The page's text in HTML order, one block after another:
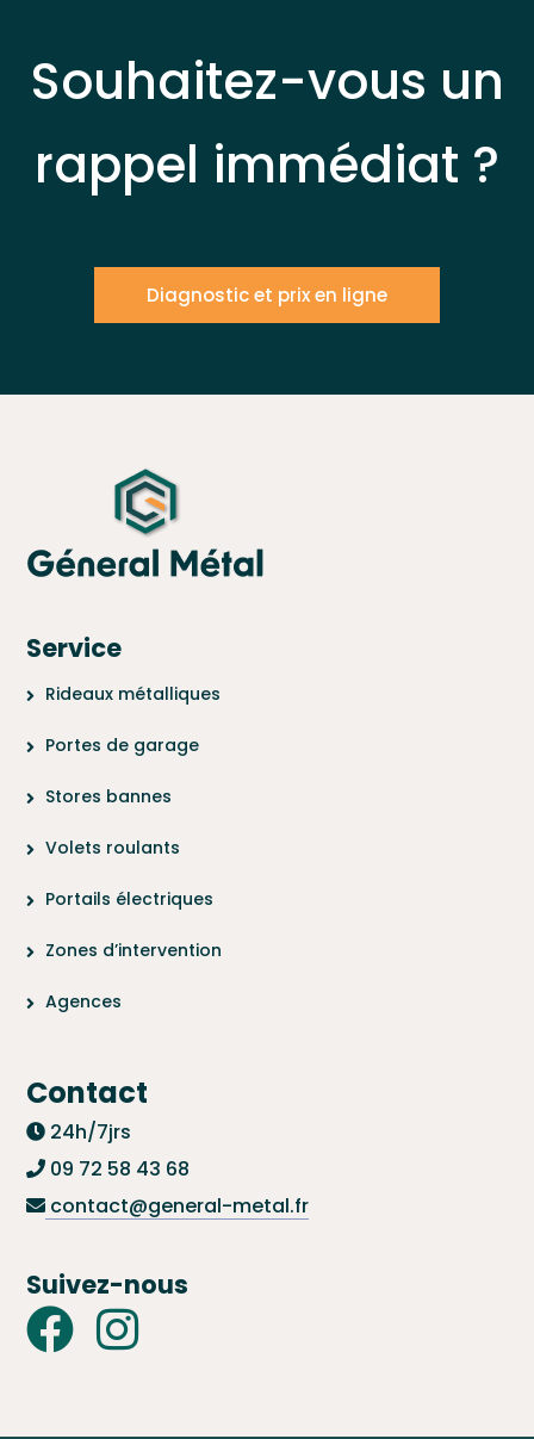
Souhaitez-vous un
rappel immédiat ?
Diagnostic et prix en ligne
Service
Rideaux métalliques
Portes de garage
Stores bannes
Volets roulants
Portails électriques
Zones d’intervention
Agences
Contact
24h/7jrs
09 72 58 43 68
contact@general-metal.fr
Suivez-nous